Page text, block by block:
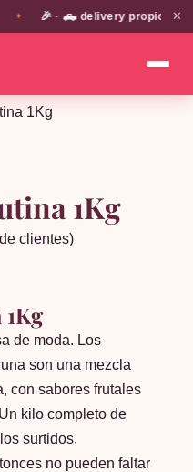
🎉 · 🛻 delivery propio en EN
✕
1Kg
1Kg
clientes)
de moda. Los
son una mezcla
con sabores frutales
kilo completo de
surtidos.
no pueden faltar